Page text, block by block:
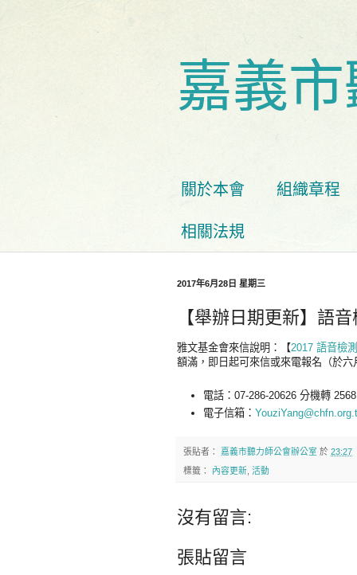
嘉義
關於本會 組織章程
相關法規
2017年6月28日 星期三
【舉辦日期更新】語
雅文基金會來信說明：【2017 語音檢
額滿，即日起可來信或來電報名（於
電話：07-286-20626 分機轉
電子信箱：
張貼者： 嘉義市聽力師公會辦公室 於 23:27
標籤： 內容更新 活動
沒有留言:
張貼留言